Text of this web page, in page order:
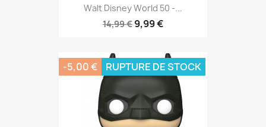
Walt Disney World 50 -...
14,99 € 9,99 €
-5,00 € RUPTURE DE STOCK